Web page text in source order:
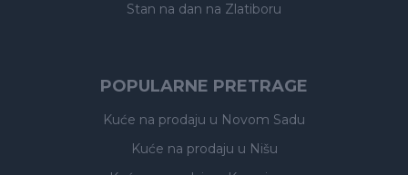
Stan na dan na Zlatiboru
POPULARNE PRETRAGE
Kuće na prodaju u Novom Sadu
Kuće na prodaju u Nišu